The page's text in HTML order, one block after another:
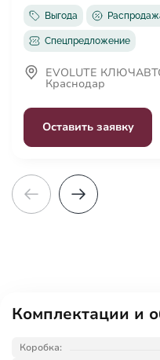
Вентиляция задних сидений
Панорамная крыша
Декоративная подсветка
Передний центральный
Третий ряд сидений
Функция складывания
Выгода
Спецпредложение
Оставить заявку
EVOLUTE
Краснодар
Комплектации и
Коробка: